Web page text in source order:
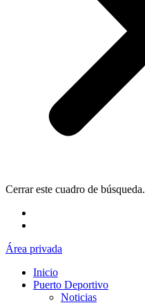
Cerrar este cuadro de búsqueda.
Área privada
Inicio
Puerto Deportivo
Noticias